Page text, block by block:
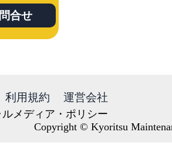
合せ
利用規約 運営会社
ルメディア・ポリシー
Copyright © Kyoritsu